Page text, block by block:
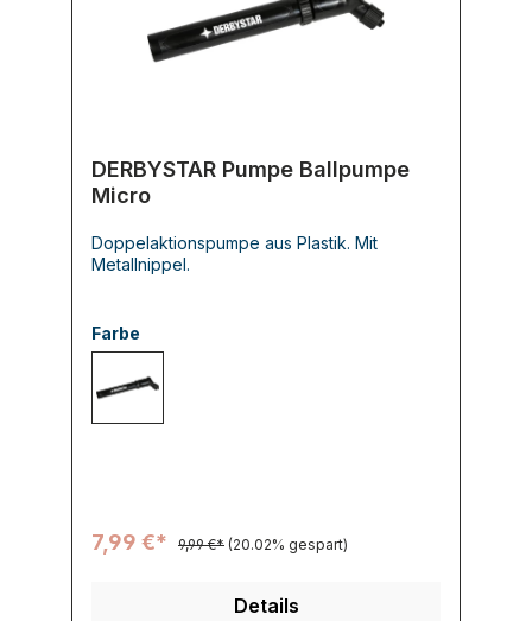
DERBYSTAR Pumpe Ballpumpe
Micro
Doppelaktionspumpe aus Plastik. Mit
Metallnippel.
Farbe
000 schwarz
7,99 €* 9,99 €* (20.02% gespart)
Details